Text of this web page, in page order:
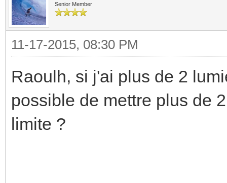
Senior Member
11-17-2015, 08:30 PM
Raoulh, si j'ai plus de 2
possible de mettre plus de
limite ?